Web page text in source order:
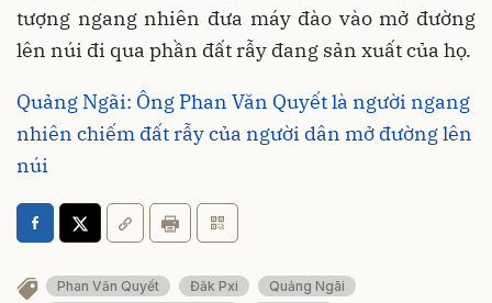
tượng ngang nhiên đưa máy đào vào mở đường
lên núi đi qua phần đất rẫy đang sản xuất của họ.
Quảng Ngãi: Ông Phan Văn Quyết là người ngang
nhiên chiếm đất rẫy của người dân mở đường lên
núi
Phan Văn Quyết Đăk Pxi
Quảng Ngãi